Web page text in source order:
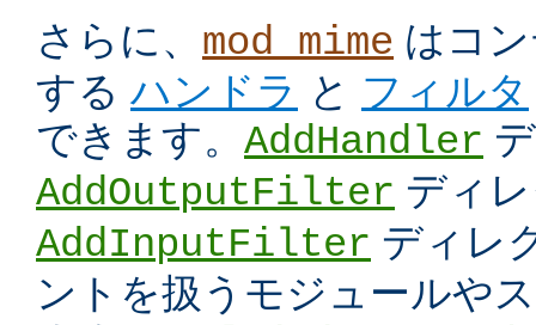
さらに、 mod_mime はコ
するハンドラ と フィルタ
できます。 AddHandler
AddOutputFilter ディ
AddInputFilter ディレ
ントを扱うモジュールや